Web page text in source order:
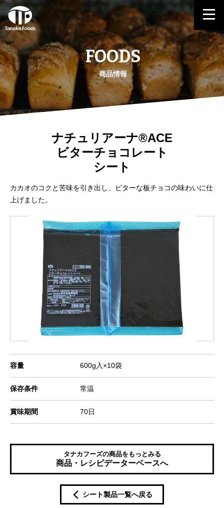
FOODS
商品情報
ナチュリアーナ®ACE
ビターチョコレート
シート
カカオのコクと苦味を引き出し、ビターな板チョコの味わいに仕
上げました。
容量 600g入×10袋
保存条件 常温
賞味期間 70日
タナカフーズの商品をもっとみる
商品・レシピデーターベースへ
シート製品一覧へ戻る